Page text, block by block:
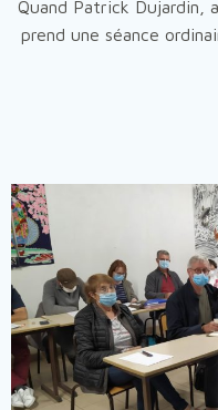
Quand Patrick Dujardin,
prend une séance